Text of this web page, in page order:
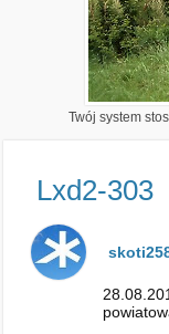
Twój system
Lxd2-303